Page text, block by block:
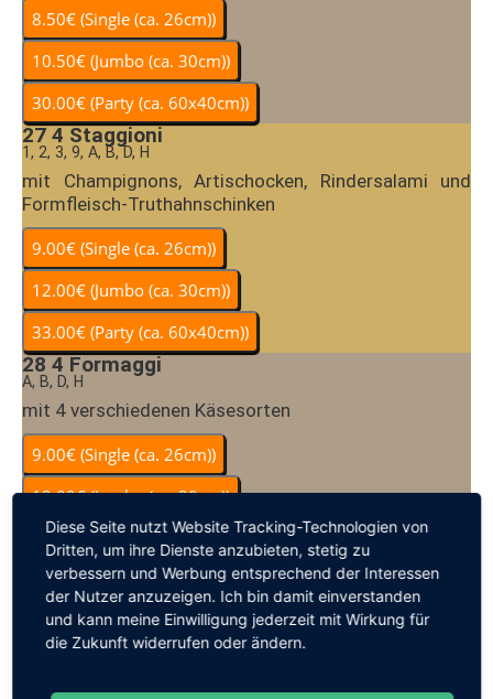
27 4 Staggioni
1, 2, 3, 9, A, B, D, H
mit Champignons, Artischocken, Rindersalami und
Formfleisch-Truthahnschinken
28 4 Formaggi
A, B, D, H
mit 4 verschiedenen Käsesorten
29Safari
4, A, B, C, D, G, H, I
mit Döner vom Hähnchen-Putendrehspieß,
Mozzarella, fr. Tomaten
Diese Seite nutzt Website Tracking-Technologien von
Dritten, um ihre Dienste anzubieten, stetig zu
verbessern und Werbung entsprechend der Interessen
der Nutzer anzuzeigen. Ich bin damit einverstanden
und kann meine Einwilligung jederzeit mit Wirkung für
die Zukunft widerrufen oder ändern.